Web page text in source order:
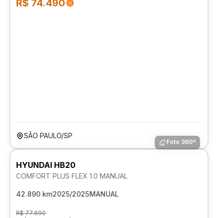
R$ 74.490
SÃO PAULO/SP
Foto 360º
HYUNDAI HB20
COMFORT PLUS FLEX 1.0 MANUAL
42.890 km2025/2025MANUAL
R$ 77.690